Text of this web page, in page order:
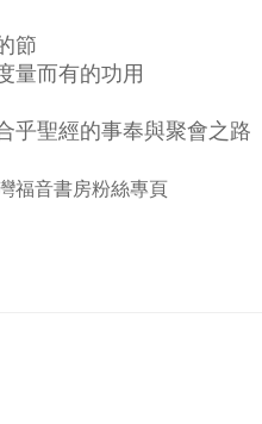
節
量而有的功用
聖經的事奉與聚會之路
福音書房粉絲專頁